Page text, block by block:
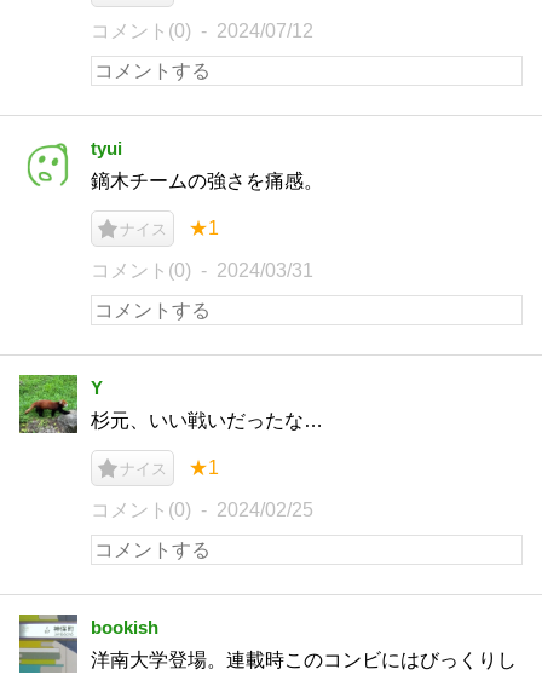
コメント(0) 2024/07/12
tyui
鏑木チームの強さを痛感。
ナイス ★1
コメント(0) 2024/03/31
Y
杉元、いい戦いだったな…
ナイス ★1
コメント(0) 2024/02/25
bookish
洋南大学登場。連載時このコンビにはびっくりし